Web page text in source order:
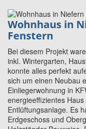
Wohnhaus in
Fenstern
Bei diesem Projekt
inkl. Wintergarten,
konnte alles perfekt
sich um einen Neubau
Einliegerwohnung in
energieeffizientes
Entlüftungsanlage. Es
Erdgeschoss und